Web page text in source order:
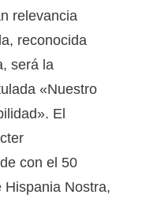
relevancia
reconocida
será la
«Nuestro
El
con el 50
Hispania Nostra,